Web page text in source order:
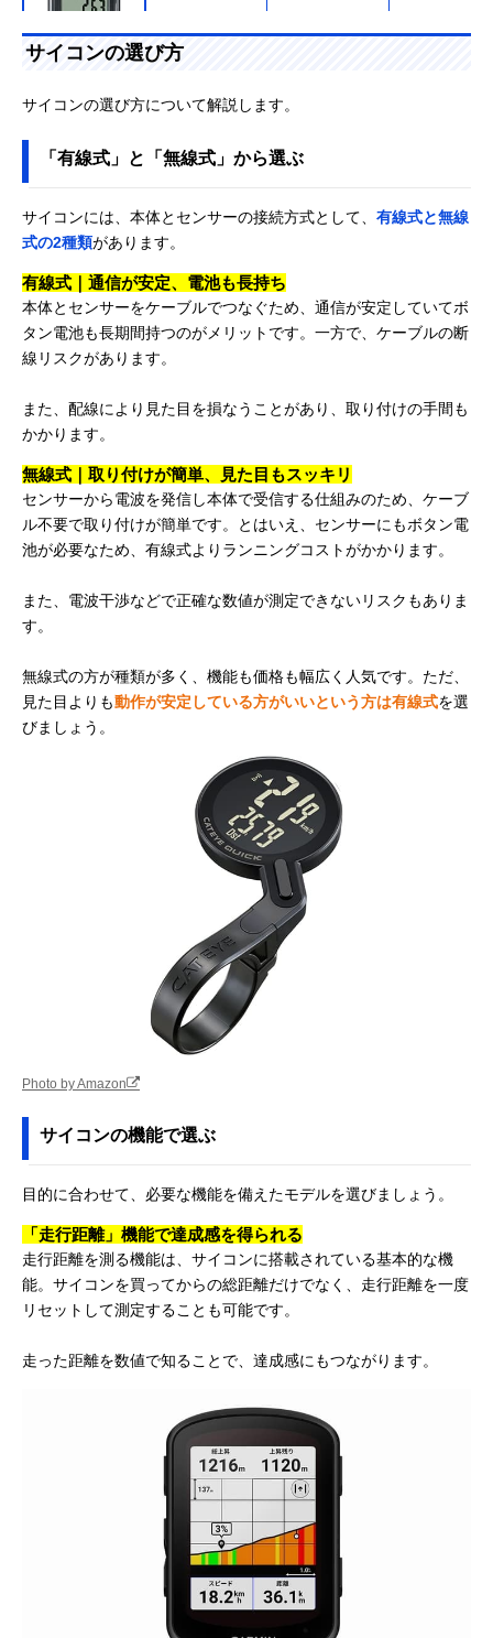
Amazonで見る
Amazonで見る
CAT EYE(キャッ
DIGITAL CC-
大きな画面で使い
Amazonで見る
Bryton(ブライト
ン) Rider 17
スプレイで見やす
さ◎
Amazonで見る
CAT EYE(キャッ
RD500B
小型軽量＆
Amazonで見る
GARMIN(ガーミ
ン) Edge 130 Plus
軽量&コンパクト
なGPSサイコン
41×63×16mm
Amazonで見る
CAT EYE(キャッ
PADRONE + CC-
PA110W
ストップウォッチ
Amazonで見る
ン) Edge 530
いカラー画面でト
レーニングに◎
Amazonで見る
大60時間稼働
LEZYNE(レザイ
ン) MEGA XL GPS
縦横表示を選べる
大画面モニタ
Bryton(ブライト
安くナビを導入し
たい方におすすめ
サイコンの選び方
サイコンの選び方について解説します。
「有線式」と「無線式」から選ぶ
サイコンには、本体とセンサーの接続方式として、 有線式と無線
式の2種類があります。
有線式｜通信が安定、電池も長持ち
本体とセンサーをケーブルでつなぐため、通信が安定していてボ
タン電池も長期間持つのがメリットです。一方で、ケーブルの断
線リスクがあります。
また、配線により見た目を損なうことがあり、取り付けの手間も
かかります。
無線式｜取り付けが簡単、見た目もスッキリ
センサーから電波を発信し本体で受信する仕組みのため、ケーブ
ル不要で取り付けが簡単です。とはいえ、センサーにもボタン電
池が必要なため、有線式よりランニングコストがかかります。
また、電波干渉などで正確な数値が測定できないリスクもありま
す。
無線式の方が種類が多く、機能も価格も幅広く人気です。ただ、
見た目よりも動作が安定している方がいいという方は有線式を選
びましょう。
Photo by Amazon
サイコンの機能で選ぶ
目的に合わせて、必要な機能を備えたモデルを選びましょう。
「走行距離」機能で達成感を得られる
走行距離を測る機能は、サイコンに搭載されている基本的な機
能。サイコンを買ってからの総距離だけでなく、走行距離を一度
リセットして測定することも可能です。
走った距離を数値で知ることで、達成感にもつながります。